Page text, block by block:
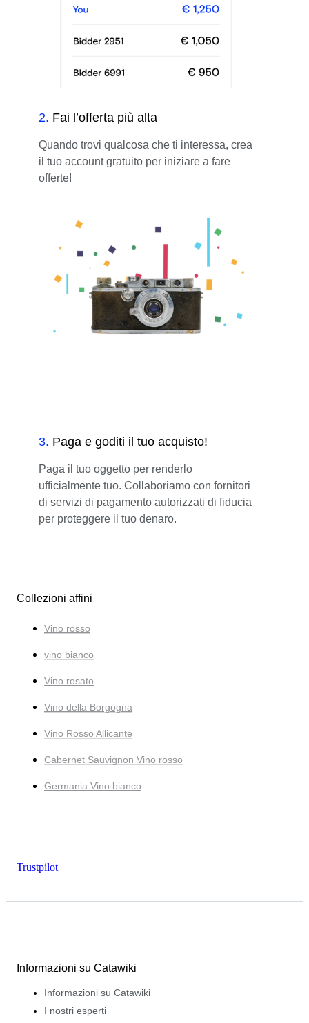
2. Fai l’offerta più alta
Quando trovi qualcosa che ti interessa, crea
il tuo account gratuito per iniziare a fare
offerte!
3. Paga e goditi il tuo acquisto!
Paga il tuo oggetto per renderlo
ufficialmente tuo. Collaboriamo con fornitori
di servizi di pagamento autorizzati di fiducia
per proteggere il tuo denaro.
Collezioni affini
Vino rosso
vino bianco
Vino rosato
Vino della Borgogna
Vino Rosso Allicante
Cabernet Sauvignon Vino rosso
Germania Vino bianco
Trustpilot
Informazioni su Catawiki
Informazioni su Catawiki
I nostri esperti